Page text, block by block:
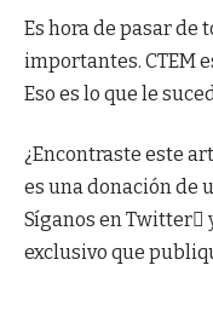
Es hora de pasar de
importantes. CTEM
Eso es lo que le
¿Encontraste este
es una donación de
Síganos en Twitter
exclusivo que